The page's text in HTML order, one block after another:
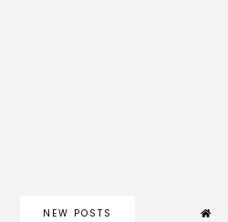
NEW POSTS